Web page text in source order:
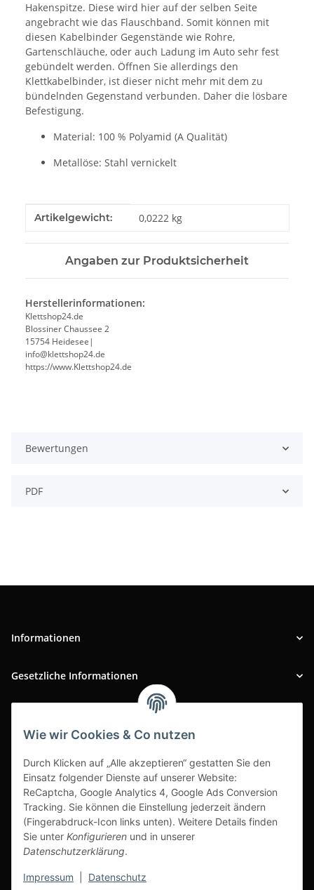
Wie wir Cookies & Co nutzen
Durch Klicken auf „Alle akzeptieren“ gestatten Sie den
Einsatz folgender Dienste auf unserer Website:
ReCaptcha, Google Analytics 4, Google Ads Conversion
Tracking. Sie können die Einstellung jederzeit ändern
(Fingerabdruck-Icon links unten). Weitere Details finden
Sie unter Konfigurieren und in unserer
Datenschutzerklärung.
Impressum Datenschutz
Hakenspitze. Diese wird hier auf der selben Seite
angebracht wie das Flauschband. Somit können mit
diesen Kabelbinder Gegenstände wie Rohre,
Gartenschläuche, oder auch Ladung im Auto sehr fest
gebündelt werden. Öffnen Sie allerdings den
Klettkabelbinder, ist dieser nicht mehr mit dem zu
bündelnden Gegenstand verbunden. Daher die lösbare
Befestigung.
Material: 100 % Polyamid (A Qualität)
Metallöse: Stahl vernickelt
Produkteigenschaft
Wert
Artikelgewicht: 0,0222 kg
Angaben zur Produktsicherheit
Herstellerinformationen:
Klettshop24.de
Blossiner Chaussee 2
15754 Heidesee|
info@klettshop24.de
https://www.Klettshop24.de
Bewertungen
PDF
Informationen
Gesetzliche Informationen